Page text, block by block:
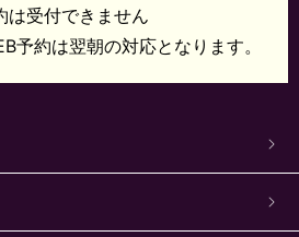
は受付できません
予約は翌朝の対応となります。